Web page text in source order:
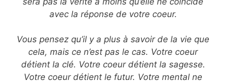
avec la réponse de votre coeur.
Vous pensez qu’il y a plus à savoir de la vie que
cela, mais ce n’est pas le cas. Votre coeur
détient la clé. Votre coeur détient la sagesse.
Votre coeur détient le futur. Votre mental ne